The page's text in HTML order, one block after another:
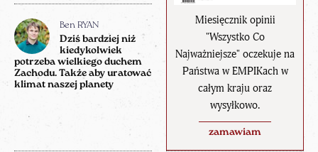
Miesięcznik opinii
"Wszystko Co
Najważniejsze" oczekuje na
Państwa w EMPIKach w
całym kraju oraz
wysyłkowo.
zamawiam
Ben RYAN
Dziś bardziej niż
kiedykolwiek
potrzeba wielkiego duchem
Zachodu. Także aby uratować
klimat naszej planety